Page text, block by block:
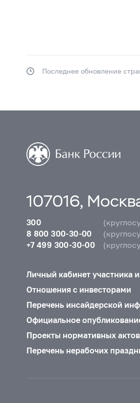
Последнее обновление
107016,
300
8 800 300-30-00
+7 499 300-30-00
Личный кабинет участника
Отношения с инвесторами
Перечень инсайдерской
Официальное
Проекты нормативных
Перечень нерабочих